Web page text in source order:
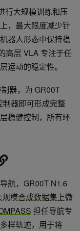
行大规模训练和压
，最大限度减少针
器人形态中保持稳
高层 VLA 专注于任
运动的稳定性。
器，为 GR00T
器即可形成完整
稳健控制，所有环
航，GR00T N1.6
模合成数据集 上微
担任导航专
样轨迹，用于将